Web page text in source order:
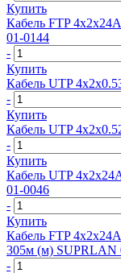
Купить
Кабель FTP
01-0144
-
Купить
Кабель UTP
-
Купить
Кабель UTP
-
Купить
Кабель UTP
01-0046
-
Купить
Кабель FTP
305м (м) SUPRLAN
-